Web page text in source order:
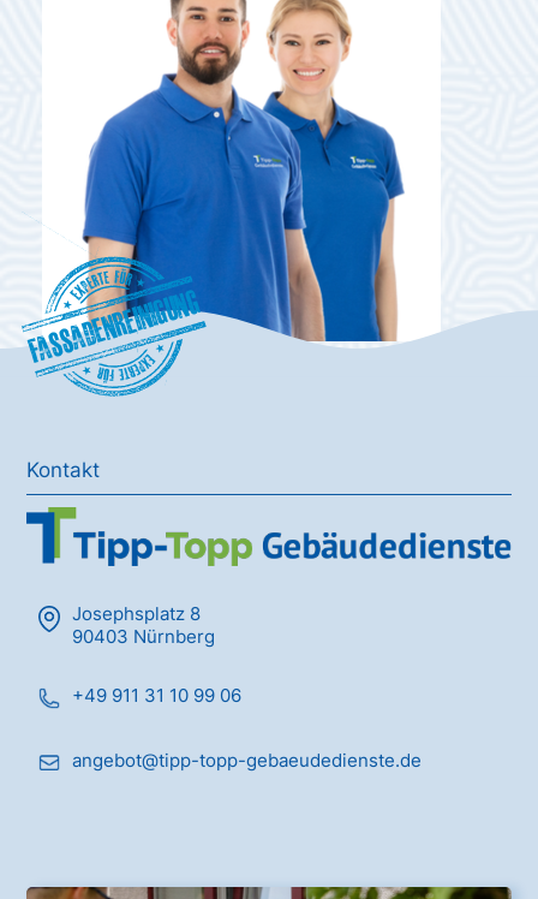
Fassadenreinigung
Kontakt
Josephsplatz 8
90403 Nürnberg
+49 911 31 10 99 06
angebot@tipp-topp-gebaeudedienste.de